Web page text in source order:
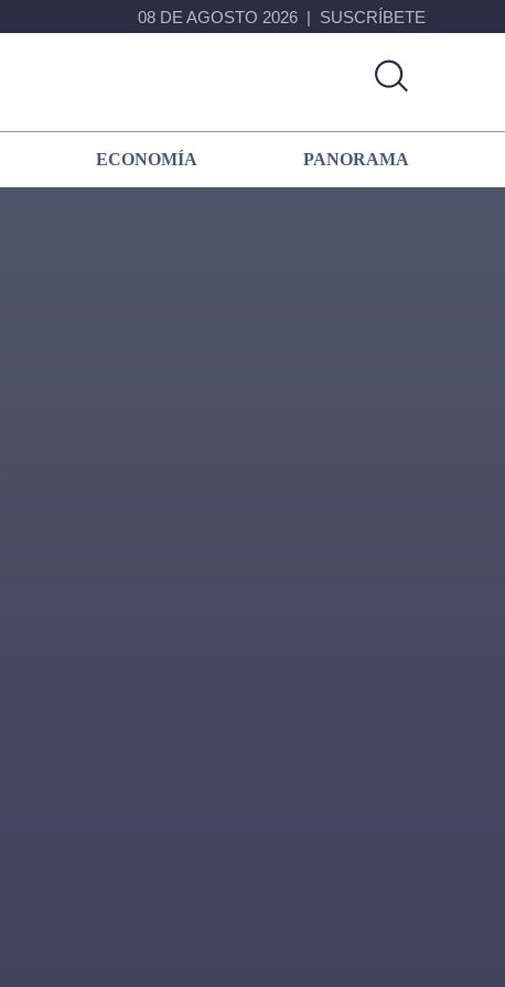
08 DE AGOSTO 2026 SUSCRÍBETE
ECONOMÍA PANORAMA